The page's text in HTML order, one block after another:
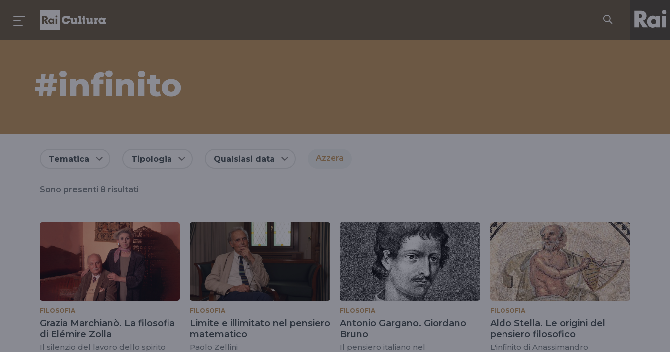
#infinito
tag
#infinito
Tematica Tipologia Qualsiasi data Azzera
Sono presenti 8 risultati
FILOSOFIA
Grazia Marchianò. La filosofia
di Elémire Zolla
Il silenzio del lavoro dello spirito
FILOSOFIA
Limite e illimitato nel pensiero
matematico
Paolo Zellini
FILOSOFIA
Antonio Gargano. Giordano
Bruno
Il pensiero italiano nel
FILOSOFIA
Aldo Stella. Le origini del
pensiero filosofico
L'infinito di Anassimandro